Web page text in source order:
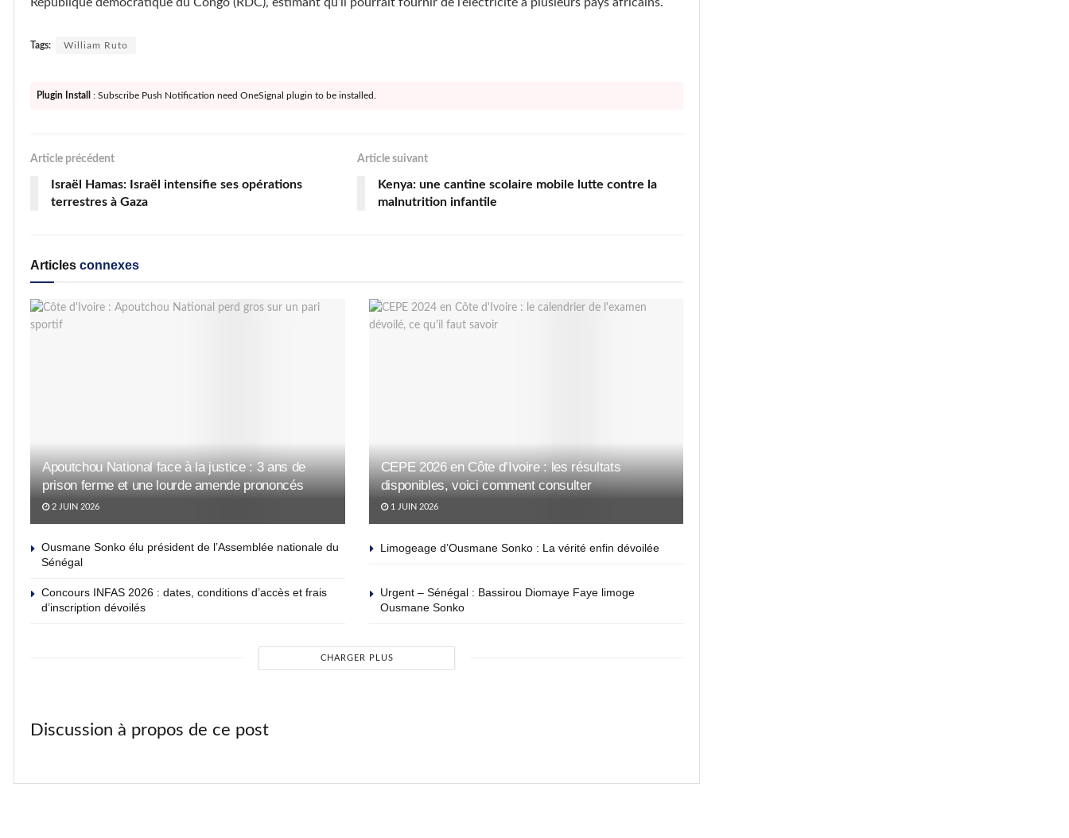
Tags: William Ruto
Plugin Install : Subscribe Push Notification need OneSignal plugin to be installed.
Article précédent
Israël Hamas: Israël intensifie ses opérations
terrestres à Gaza
Article suivant
Kenya: une cantine scolaire mobile lutte contre la
malnutrition infantile
Articles connexes
Apoutchou National face à la justice : 3 ans de
prison ferme et une lourde amende prononcés
2 JUIN 2026
CEPE 2026 en Côte d’Ivoire : les résultats
disponibles, voici comment consulter
1 JUIN 2026
Ousmane Sonko élu président de l’Assemblée nationale du
Sénégal
Limogeage d’Ousmane Sonko : La vérité enfin dévoilée
Concours INFAS 2026 : dates, conditions d’accès et frais
d’inscription dévoilés
Urgent – Sénégal : Bassirou Diomaye Faye limoge
Ousmane Sonko
CHARGER PLUS
Discussion à propos de ce post